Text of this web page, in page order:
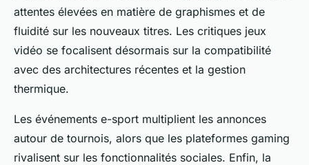
attentes élevées en matière de graphismes et de
fluidité sur les nouveaux titres. Les critiques jeux
vidéo se focalisent désormais sur la compatibilité
avec des architectures récentes et la gestion
thermique.
Les événements e-sport multiplient les annonces
autour de tournois, alors que les plateformes gaming
rivalisent sur les fonctionnalités sociales. Enfin, la